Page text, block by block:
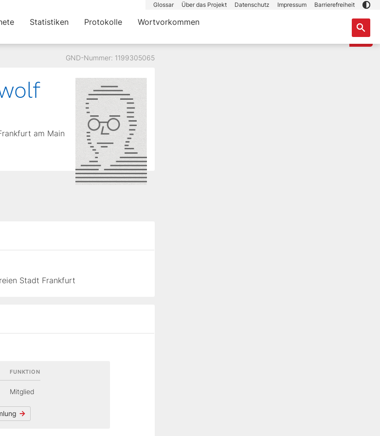
Glossar Über das Projekt Datenschutz Impressum Barrierefreiheit
Statistiken Protokolle Wortvorkommen
GND-Nummer: 1199305065
am Main
Stadt Frankfurt
FUNKTION
Mitglied